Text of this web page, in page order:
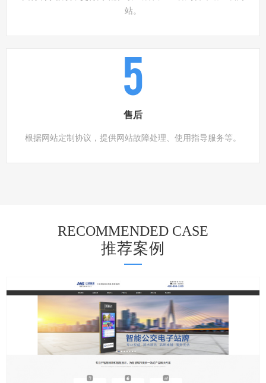
站。
5
售后
根据网站定制协议，提供网站故障处理、使用指导服务等。
RECOMMENDED CASE
推荐案例